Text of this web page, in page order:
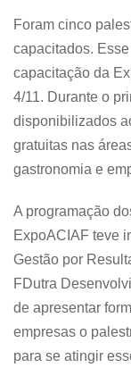
Foram cinco
capacitados.
capacitação da
4/11. Durante o
disponibilizados
gratuitas nas
gastronomia e
A programação
ExpoACIAF teve
Gestão por
FDutra
de apresentar
empresas o
para se atingir